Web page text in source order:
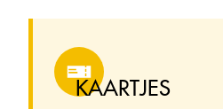
KAARTJES